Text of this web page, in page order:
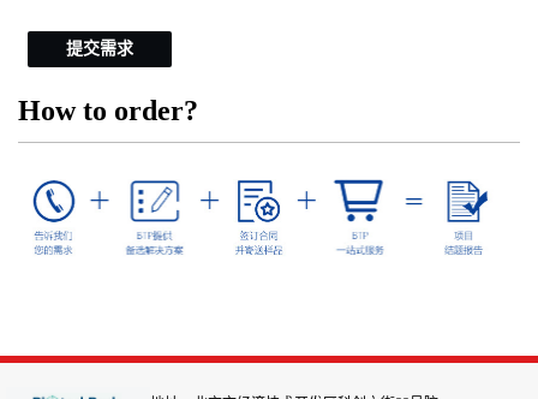
提交需求
How to order?